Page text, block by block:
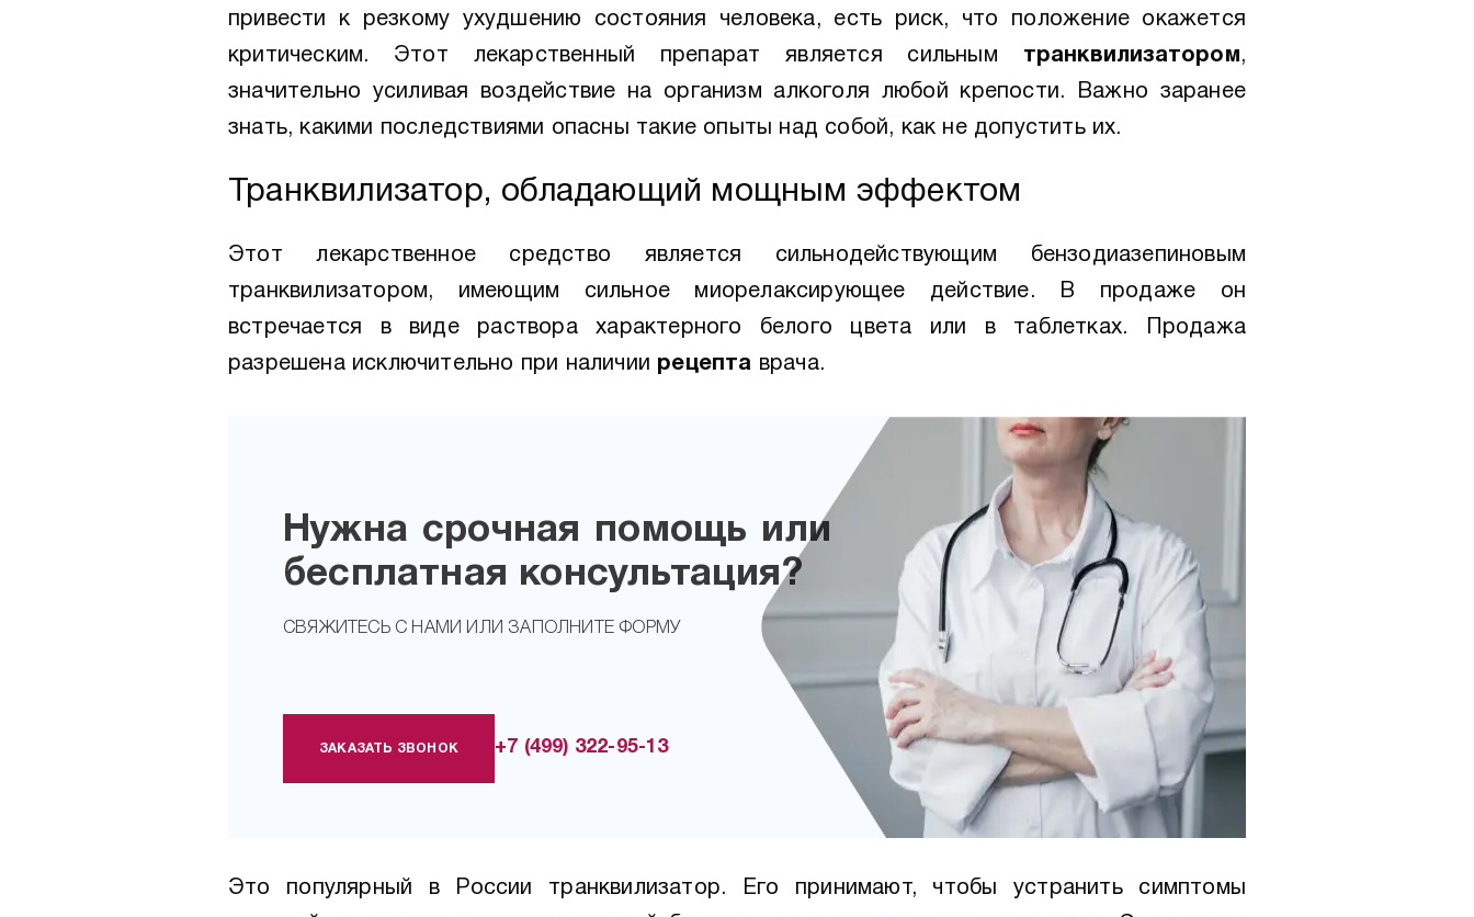
привести к резкому ухудшению состояния человека, есть риск, что положение окажется
критическим. Этот лекарственный препарат является сильным транквилизатором,
значительно усиливая воздействие на организм алкоголя любой крепости. Важно заранее
знать, какими последствиями опасны такие опыты над собой, как не допустить их.
Транквилизатор, обладающий мощным эффектом
Этот лекарственное средство является сильнодействующим бензодиазепиновым
транквилизатором, имеющим сильное миорелаксирующее действие. В продаже он
встречается в виде раствора характерного белого цвета или в таблетках. Продажа
разрешена исключительно при наличии рецепта врача.
Нужна срочная помощь или
бесплатная консультация?
СВЯЖИТЕСЬ С НАМИ ИЛИ ЗАПОЛНИТЕ ФОРМУ
ЗАКАЗАТЬ ЗВОНОК +7 (499) 322-95-13
Это популярный в России транквилизатор. Его принимают, чтобы устранить симптомы